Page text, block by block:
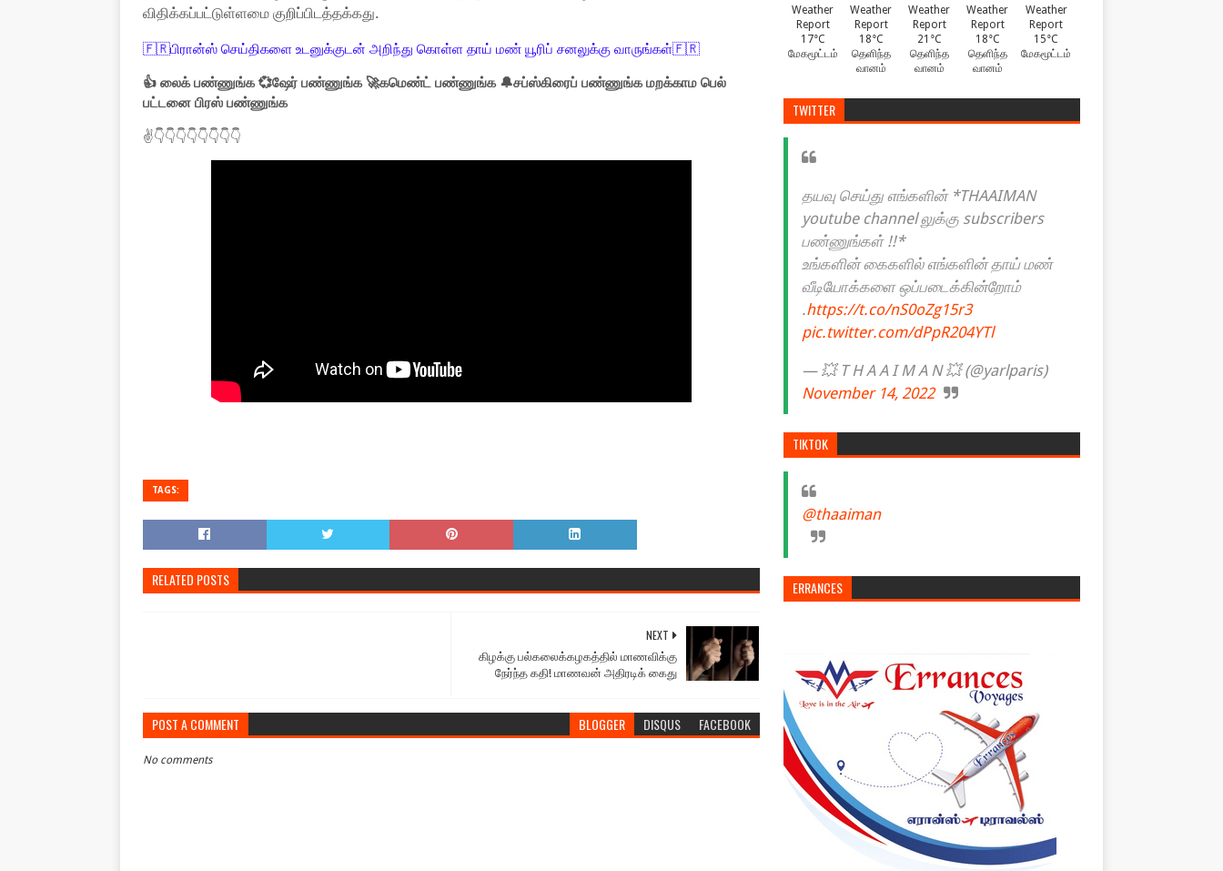
விதிக்கப்பட்டுள்ளமை குறிப்பிடத்தக்கது.
🇫🇷பிரான்ஸ் செய்திகளை உடனுக்குடன் அறிந்து கொள்ள தாய் மண் யூரிப் சனலுக்கு வாருங்கள்🇫🇷
👍 லைக் பண்ணுங்க 💞ஷேர் பண்ணுங்க 🚀கமெண்ட் பண்ணுங்க 🔔சப்ஸ்கிரைப் பண்ணுங்க மறக்காம பெல்
பட்டனை பிரஸ் பண்ணுங்க
✌👇👇👇👇👇👇👇👇
TAGS:
RELATED POSTS
NEXT
கிழக்கு பல்கலைக்கழகத்தில் மாணவிக்கு
நேர்ந்த கதி! மாணவன் அதிரடிக் கைது
POST A COMMENT BLOGGER DISQUS FACEBOOK
No comments
17°C
மேகமூட்டம்
18°C
தெளிந்த
வானம்
21°C
தெளிந்த
வானம்
18°C
தெளிந்த
வானம்
15°C
மேகமூட்டம்
TWITTER
தயவு செய்து எங்களின் *THAAIMAN
youtube channel லுக்கு subscribers
பண்ணுங்கள் !!*
உங்களின் கைகளில் எங்களின் தாய் மண்
வீடியோக்களை ஒப்படைக்கின்றோம்
.https://t.co/nS0oZg15r3
pic.twitter.com/dPpR204YTl
— 💥 T H A A I M A N 💥 (@yarlparis)
November 14, 2022
TIKTOK
@thaaiman
ERRANCES